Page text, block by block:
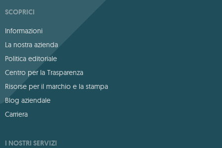
SCOPRICI
Informazioni
La nostra azienda
Politica editoriale
Centro per la Trasparenza
Risorse per il marchio e la stampa
Blog aziendale
Carriera
I NOSTRI SERVIZI